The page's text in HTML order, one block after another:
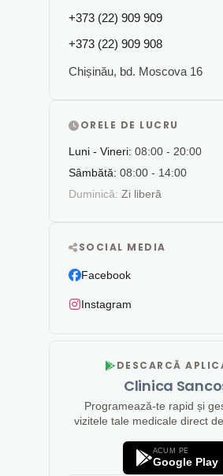
+373 (22) 909 909
+373 (22) 909 908
Chișinău, bd. Moscova 16
ORELE DE LUCRU
Luni - Vineri: 08:00 - 20:00
Sâmbătă: 08:00 - 14:00
Duminică: Zi liberă
SOCIAL MEDIA
Facebook
Instagram
DESCARCĂ
Clinica
Programează-te rapid și
vizitele tale medicale direct
ACUM PE
Google Play